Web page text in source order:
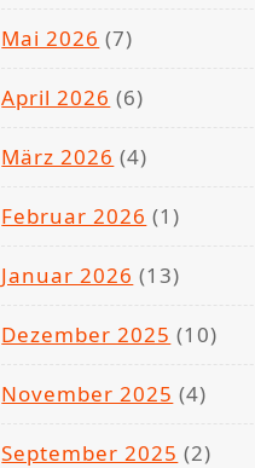
Mai 2026 (7)
April 2026 (6)
März 2026 (4)
Februar 2026 (1)
Januar 2026 (13)
Dezember 2025 (10)
November 2025 (4)
September 2025 (2)